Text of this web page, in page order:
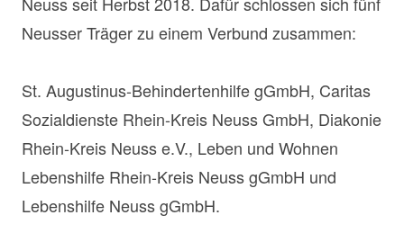
Neusser Träger zu einem Verbund zusammen:
St. Augustinus-Behindertenhilfe gGmbH, Caritas
Sozialdienste Rhein-Kreis Neuss GmbH, Diakonie
Rhein-Kreis Neuss e.V., Leben und Wohnen
Lebenshilfe Rhein-Kreis Neuss gGmbH und
Lebenshilfe Neuss gGmbH.